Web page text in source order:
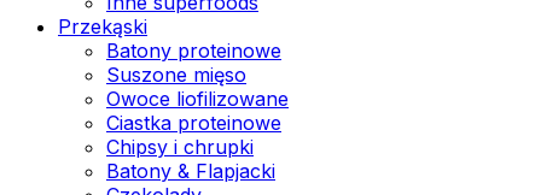
Przekąski
Batony proteinowe
Suszone mięso
Owoce liofilizowane
Ciastka proteinowe
Chipsy i chrupki
Batony & Flapjacki